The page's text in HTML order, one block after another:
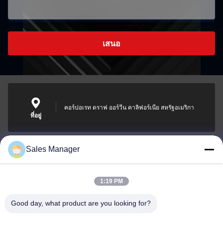
เสนอ
ที่อยู่
คอร์ปอเรท ดราฟ ออร์วีน คาลิฟอร์เนีย สหรัฐอเมริกา
sales@ltcircuit.com
Sales Manager
1:19 PM
Good day, what product are you looking for?